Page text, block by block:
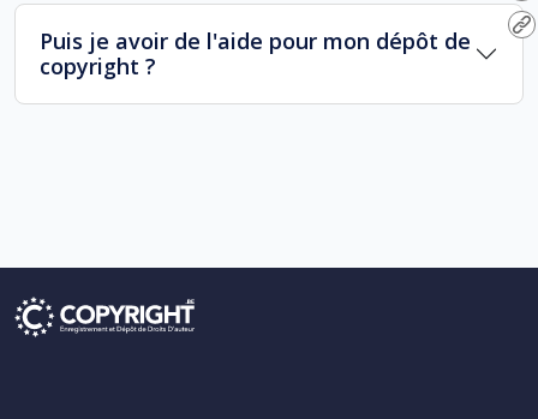
Puis je avoir de l'aide pour mon dépôt de
copyright ?